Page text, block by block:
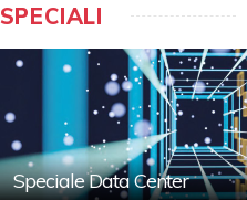
SPECIALI
Speciale Data Center